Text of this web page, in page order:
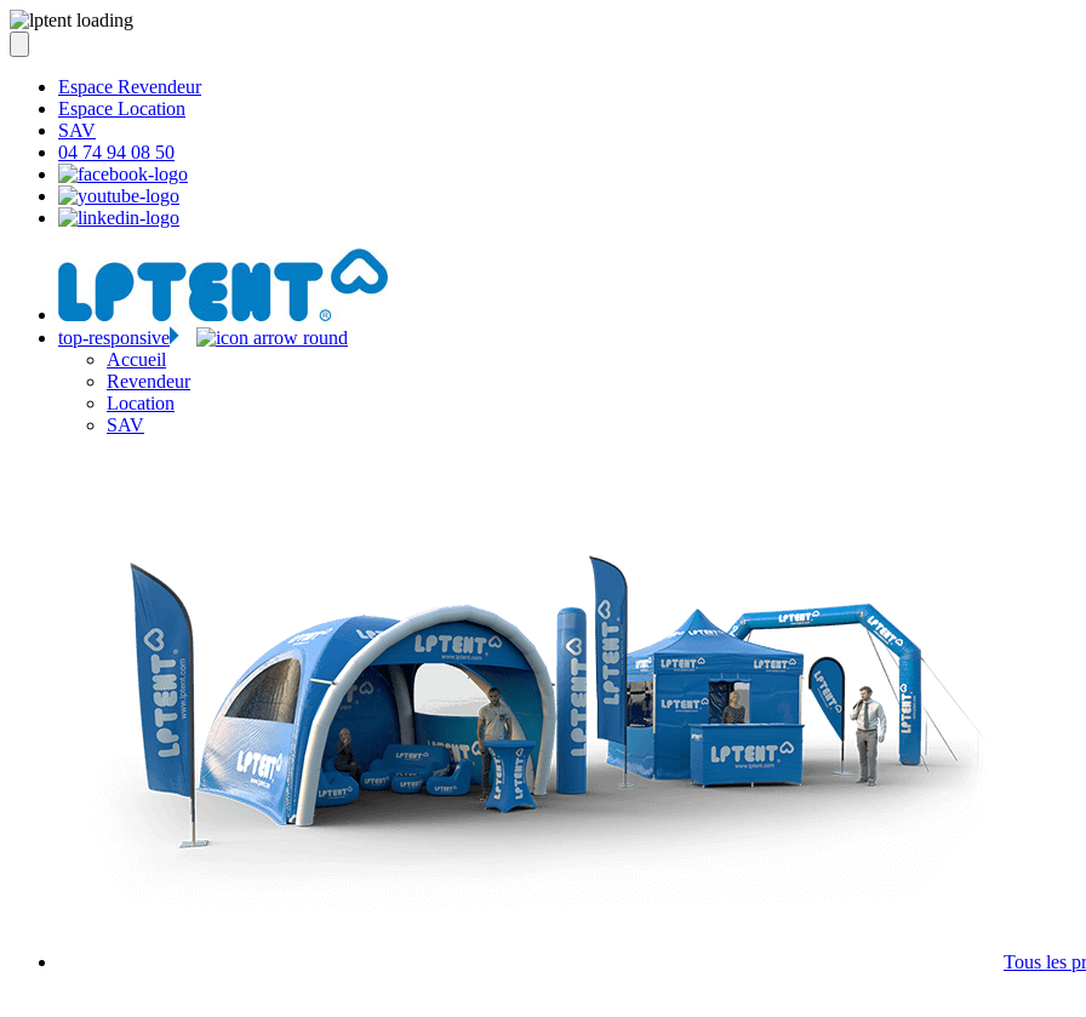
Espace Revendeur
Espace Location
SAV
04 74 94 08 50
top-responsive
Accueil
Revendeur
Location
SAV
Tous les